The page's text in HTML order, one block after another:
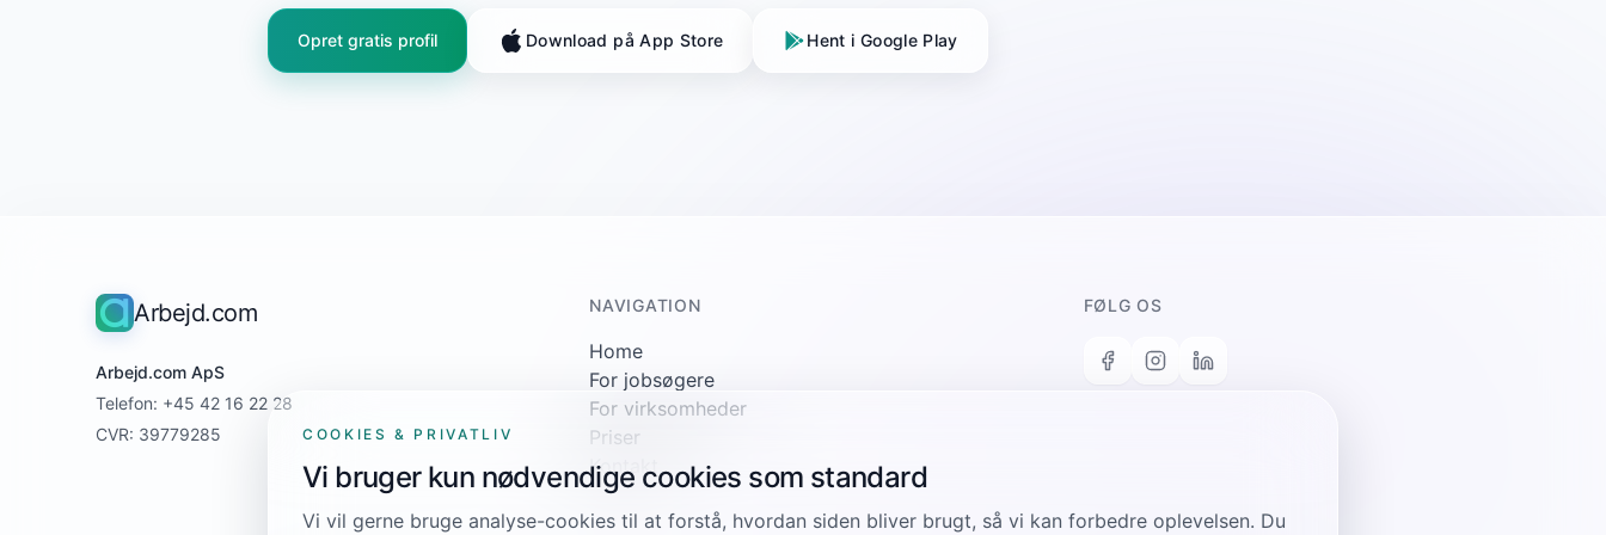
Opret gratis profil Download på App Store Hent i Google Play
Arbejd.com
Arbejd.com ApS
Telefon: +45 42 16 22 28
CVR: 39779285
NAVIGATION
Home
For jobsøgere
For virksomheder
Priser
Kontakt
FØLG OS
COOKIES & PRIVATLIV
Vi bruger kun nødvendige cookies som standard
Vi vil gerne bruge analyse-cookies til at forstå, hvordan siden bliver brugt, så vi kan forbedre oplevelsen. Du